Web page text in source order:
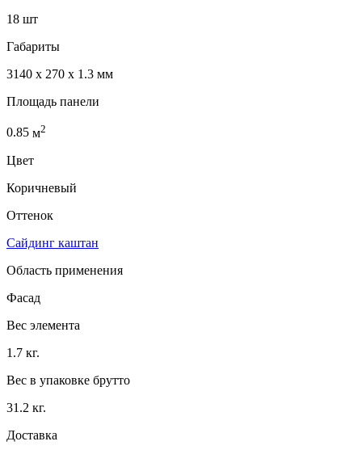
18 шт
Габариты
3140 x 270 x 1.3 мм
Площадь панели
0.85 м2
Цвет
Коричневый
Оттенок
Сайдинг каштан
Область применения
Фасад
Вес элемента
1.7 кг.
Вес в упаковке брутто
31.2 кг.
Доставка